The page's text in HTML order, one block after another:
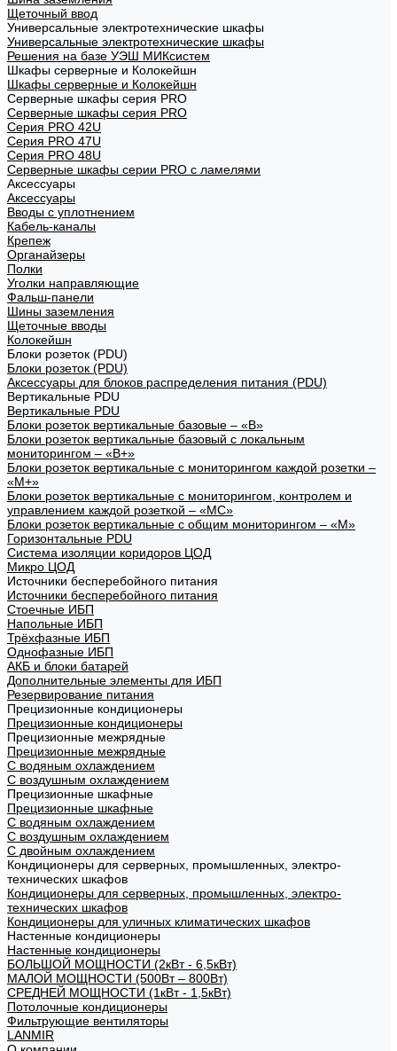
Щеточный ввод
Универсальные электротехнические шкафы
Универсальные электротехнические шкафы
Решения на базе УЭШ МИКсистем
Шкафы серверные и Колокейшн
Шкафы серверные и Колокейшн
Серверные шкафы серия PRO
Серверные шкафы серия PRO
Серия PRO 42U
Серия PRO 47U
Серия PRO 48U
Серверные шкафы серии PRO с ламелями
Аксессуары
Аксессуары
Вводы с уплотнением
Кабель-каналы
Крепеж
Органайзеры
Полки
Уголки направляющие
Фальш-панели
Шины заземления
Щеточные вводы
Колокейшн
Блоки розеток (PDU)
Блоки розеток (PDU)
Аксессуары для блоков распределения питания (PDU)
Вертикальные PDU
Вертикальные PDU
Блоки розеток вертикальные базовые – «В»
Блоки розеток вертикальные базовый с локальным
мониторингом – «В+»
Блоки розеток вертикальные с мониторингом каждой розетки –
«М+»
Блоки розеток вертикальные с мониторингом, контролем и
управлением каждой розеткой – «МС»
Блоки розеток вертикальные с общим мониторингом – «М»
Горизонтальные PDU
Система изоляции коридоров ЦОД
Микро ЦОД
Источники бесперебойного питания
Источники бесперебойного питания
Стоечные ИБП
Напольные ИБП
Трёхфазные ИБП
Однофазные ИБП
АКБ и блоки батарей
Дополнительные элементы для ИБП
Резервирование питания
Прецизионные кондиционеры
Прецизионные кондиционеры
Прецизионные межрядные
Прецизионные межрядные
С водяным охлаждением
С воздушным охлаждением
Прецизионные шкафные
Прецизионные шкафные
С водяным охлаждением
С воздушным охлаждением
С двойным охлаждением
Кондиционеры для серверных, промышленных, электро-
технических шкафов
Кондиционеры для серверных, промышленных, электро-
технических шкафов
Кондиционеры для уличных климатических шкафов
Настенные кондиционеры
Настенные кондиционеры
БОЛЬШОЙ МОЩНОСТИ (2кВт - 6,5кВт)
МАЛОЙ МОЩНОСТИ (500Вт – 800Вт)
СРЕДНЕЙ МОЩНОСТИ (1кВт - 1,5кВт)
Потолочные кондиционеры
Фильтрующие вентиляторы
LANMIR